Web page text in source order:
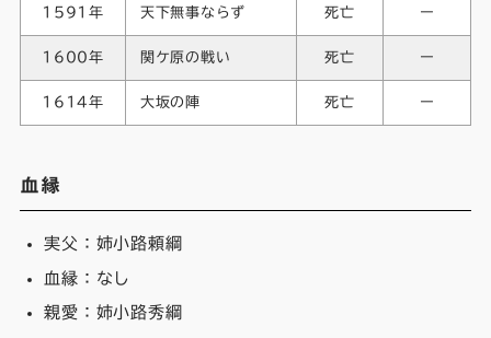
1591年 天下無事ならず 死亡 ー
1600年 関ケ原の戦い 死亡 ー
1614年 大坂の陣 死亡 ー
血縁
実父：姉小路頼綱
血縁：なし
親愛：姉小路秀綱